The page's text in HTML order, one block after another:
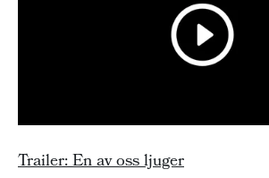
Trailer: En av oss ljuger